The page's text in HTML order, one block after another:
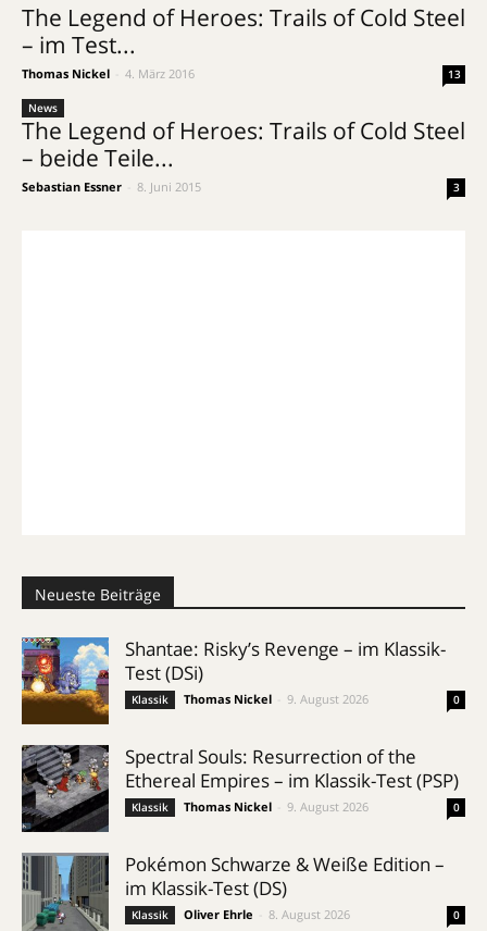
The Legend of Heroes: Trails of Cold Steel
– im Test...
Thomas Nickel 4. März 2016 13
News
The Legend of Heroes: Trails of Cold Steel
– beide Teile...
Sebastian Essner 8. Juni 2015 3
Neueste Beiträge
Shantae: Risky’s Revenge – im Klassik-
Test (DSi)
Klassik Thomas Nickel 9. August 2026 0
Spectral Souls: Resurrection of the
Ethereal Empires – im Klassik-Test (PSP)
Klassik Thomas Nickel 9. August 2026 0
Pokémon Schwarze & Weiße Edition –
im Klassik-Test (DS)
Klassik Oliver Ehrle 8. August 2026 0